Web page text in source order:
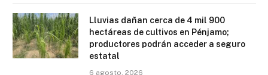
Lluvias dañan cerca de 4 mil 900
hectáreas de cultivos en Pénjamo;
productores podrán acceder a seguro
estatal
6 agosto, 2026